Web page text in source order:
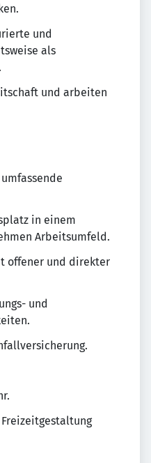
und
als
und arbeiten
in einem
Arbeitsumfeld.
offener und direkter
und